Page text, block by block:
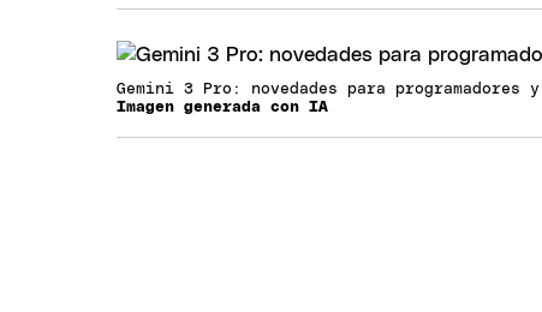
Gemini 3 Pro: novedades para programadores
Imagen generada con IA